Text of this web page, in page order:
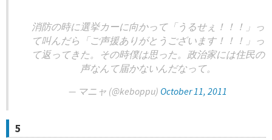
消防の時に選挙カーに向かって「うるせぇ！！！」っ
て叫んだら「ご声援ありがとうございます！！！」っ
て返ってきた。その時僕は思った。政治家には住民の
声なんて届かないんだなって。
— マニャ (@keboppu) October 11, 2011
5